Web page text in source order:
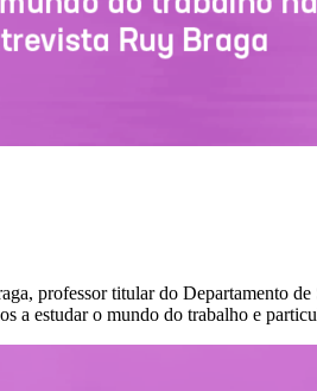
professor titular do Departamento
a estudar o mundo do trabalho e